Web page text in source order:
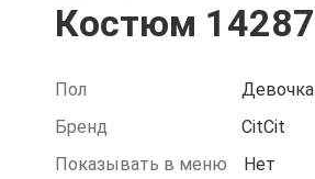
Костюм 14287
Пол
Девочка
Бренд
CitCit
Показывать в меню
Нет